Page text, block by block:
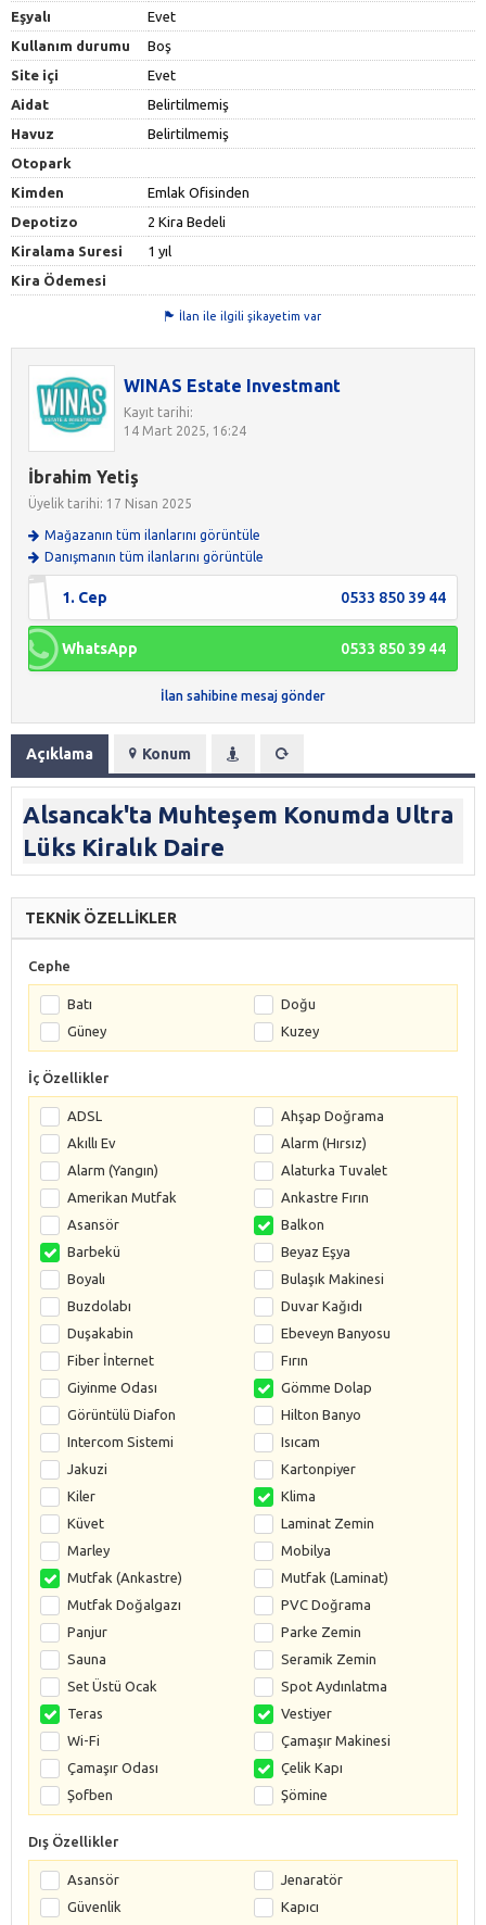
Eşyalı
Evet
Kullanım durumu
Boş
Site içi
Evet
Aidat
Belirtilmemiş
Havuz
Belirtilmemiş
Otopark
Kimden
Emlak Ofisinden
Depotizo
2 Kira Bedeli
Kiralama Suresi
1 yıl
Kira Ödemesi
İlan ile ilgili şikayetim var
WINAS Estate Investmant
Kayıt tarihi:
14 Mart 2025, 16:24
İbrahim Yetiş
Üyelik tarihi: 17 Nisan 2025
Mağazanın tüm ilanlarını görüntüle
Danışmanın tüm ilanlarını görüntüle
1. Cep 0533 850 39 44
WhatsApp 0533 850 39 44
İlan sahibine mesaj gönder
Açıklama Konum
Alsancak'ta Muhteşem Konumda Ultra
Lüks Kiralık Daire
TEKNİK ÖZELLİKLER
Cephe
Batı
Doğu
Güney
Kuzey
İç Özellikler
ADSL
Ahşap Doğrama
Akıllı Ev
Alarm (Hırsız)
Alarm (Yangın)
Alaturka Tuvalet
Amerikan Mutfak
Ankastre Fırın
Asansör
Balkon
Barbekü
Beyaz Eşya
Boyalı
Bulaşık Makinesi
Buzdolabı
Duvar Kağıdı
Duşakabin
Ebeveyn Banyosu
Fiber İnternet
Fırın
Giyinme Odası
Gömme Dolap
Görüntülü Diafon
Hilton Banyo
Intercom Sistemi
Isıcam
Jakuzi
Kartonpiyer
Kiler
Klima
Küvet
Laminat Zemin
Marley
Mobilya
Mutfak (Ankastre)
Mutfak (Laminat)
Mutfak Doğalgazı
PVC Doğrama
Panjur
Parke Zemin
Sauna
Seramik Zemin
Set Üstü Ocak
Spot Aydınlatma
Teras
Vestiyer
Wi-Fi
Çamaşır Makinesi
Çamaşır Odası
Çelik Kapı
Şofben
Şömine
Dış Özellikler
Asansör
Jenaratör
Güvenlik
Kapıcı